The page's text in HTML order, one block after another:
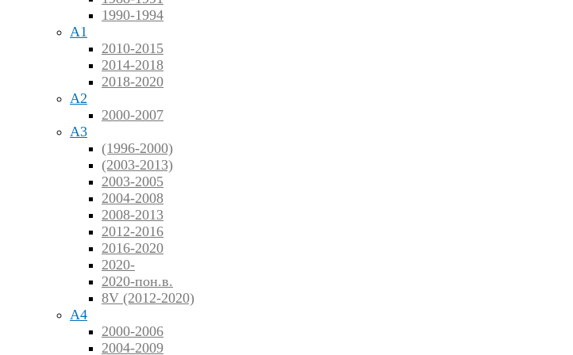
1990-1994
A1
2010-2015
2014-2018
2018-2020
A2
2000-2007
A3
(1996-2000)
(2003-2013)
2003-2005
2004-2008
2008-2013
2012-2016
2016-2020
2020-
2020-пон.в.
8V (2012-2020)
A4
2000-2006
2004-2009